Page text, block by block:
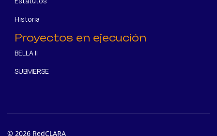
Historia
Proyectos en ejecución
BELLA II
SUBMERSE
© 2026 RedCLARA